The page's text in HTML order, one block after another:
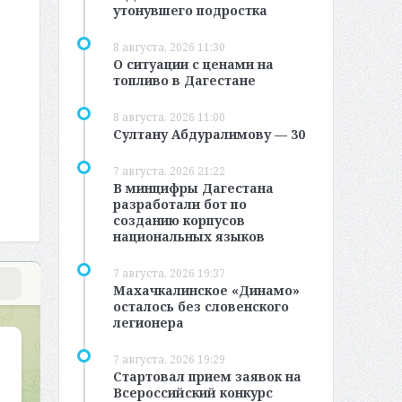
утонувшего подростка
8 августа, 2026 11:30
О ситуации с ценами на
топливо в Дагестане
8 августа, 2026 11:00
Султану Абдуралимову — 30
7 августа, 2026 21:22
В минцифры Дагестана
разработали бот по
созданию корпусов
национальных языков
7 августа, 2026 19:37
Махачкалинское «Динамо»
осталось без словенского
легионера
7 августа, 2026 19:29
Стартовал прием заявок на
Всероссийский конкурс